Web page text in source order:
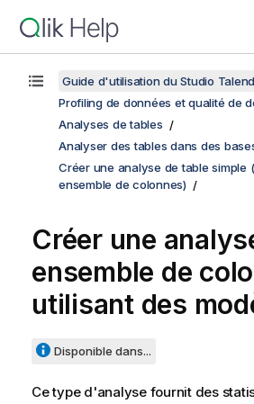
Guide d'utilisation du Studio Talend
Profiling de données et qualité de
Analyses de tables
Analyser des tables dans des
Créer une analyse de table simple
ensemble de colonnes)
Créer une
ensemble de
utilisant des
Disponible dans...
Ce type d'analyse fournit des